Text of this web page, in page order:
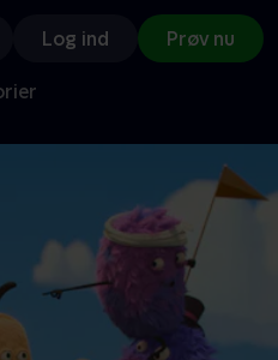
Log ind Prøv nu